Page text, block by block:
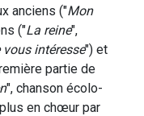
anciens ("Mon
("La reine",
vous intéresse") et
partie de
", chanson écolo-
en chœur par